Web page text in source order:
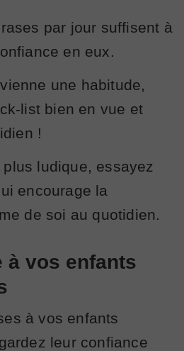
par jour suffisent à
en eux.
une habitude,
list bien en vue et
!
ludique, essayez
encourage la
de soi au quotidien.
à vos enfants
à vos enfants
leur confiance